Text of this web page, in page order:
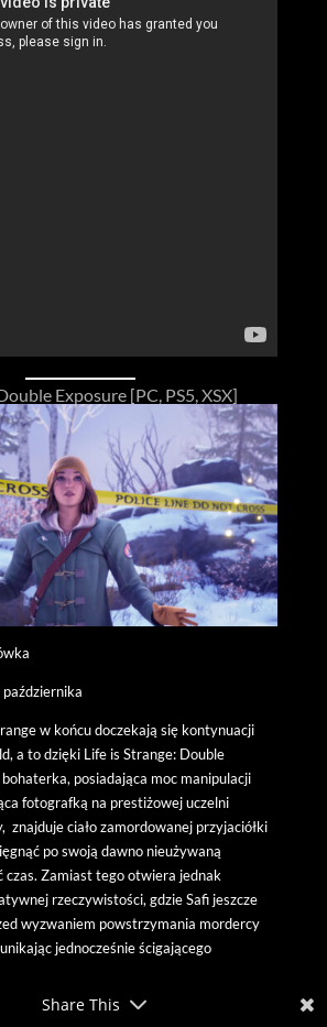
Exposure [PC, PS5, XSX]
w końcu doczekają się kontynuacji
a to dzięki Life is Strange: Double
bohaterka, posiadająca moc manipulacji
fotografką na prestiżowej uczelni
znajduje ciało zamordowanej przyjaciółki
po swoją dawno nieużywaną
czas. Zamiast tego otwiera jednak
rzeczywistości, gdzie Safi jeszcze
wyzwaniem powstrzymania mordercy
jednocześnie ścigającego
Share This